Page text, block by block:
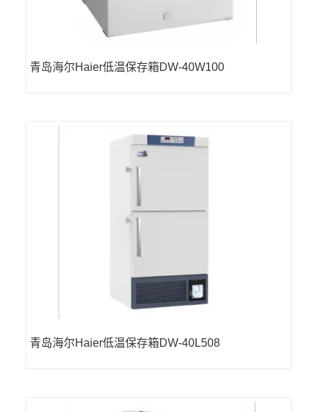
青岛海尔Haier低温保存箱DW-40W100
青岛海尔Haier低温保存箱DW-40L508